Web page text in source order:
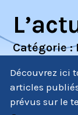
Catégorie :
Découvrez ici
articles
prévus sur le